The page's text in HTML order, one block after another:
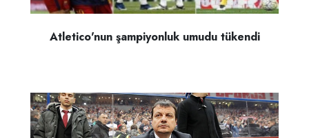
Atletico'nun şampiyonluk umudu tükendi